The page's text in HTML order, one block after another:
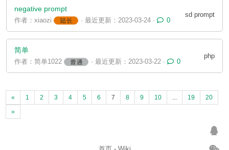
negative prompt
作者：xiaozi · 最近更新：2023-03-24 · 0
sd prompt
简单
作者：简单1022 · 最近更新：2023-03-22 · 0
php
« 1 2 3 4 5 6 7 8 9 10 19
20
»